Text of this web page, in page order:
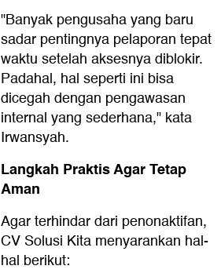
"Banyak pengusaha yang baru
sadar pentingnya pelaporan tepat
waktu setelah aksesnya diblokir.
Padahal, hal seperti ini bisa
dicegah dengan pengawasan
internal yang sederhana," kata
Irwansyah.
Langkah Praktis Agar Tetap
Aman
Agar terhindar dari penonaktifan,
CV Solusi Kita menyarankan hal-
hal berikut: